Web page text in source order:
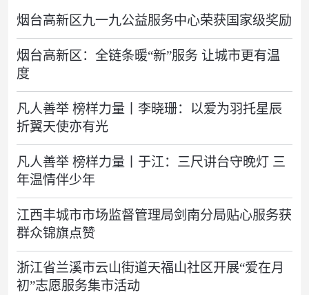
烟台高新区九一九公益服务中心荣获国家级奖励
烟台高新区：全链条暖“新”服务 让城市更有温
度
凡人善举 榜样力量丨李晓珊：以爱为羽托星辰
折翼天使亦有光
凡人善举 榜样力量丨于江：三尺讲台守晚灯 三
年温情伴少年
江西丰城市市场监督管理局剑南分局贴心服务获
群众锦旗点赞
浙江省兰溪市云山街道天福山社区开展“爱在月
初”志愿服务集市活动